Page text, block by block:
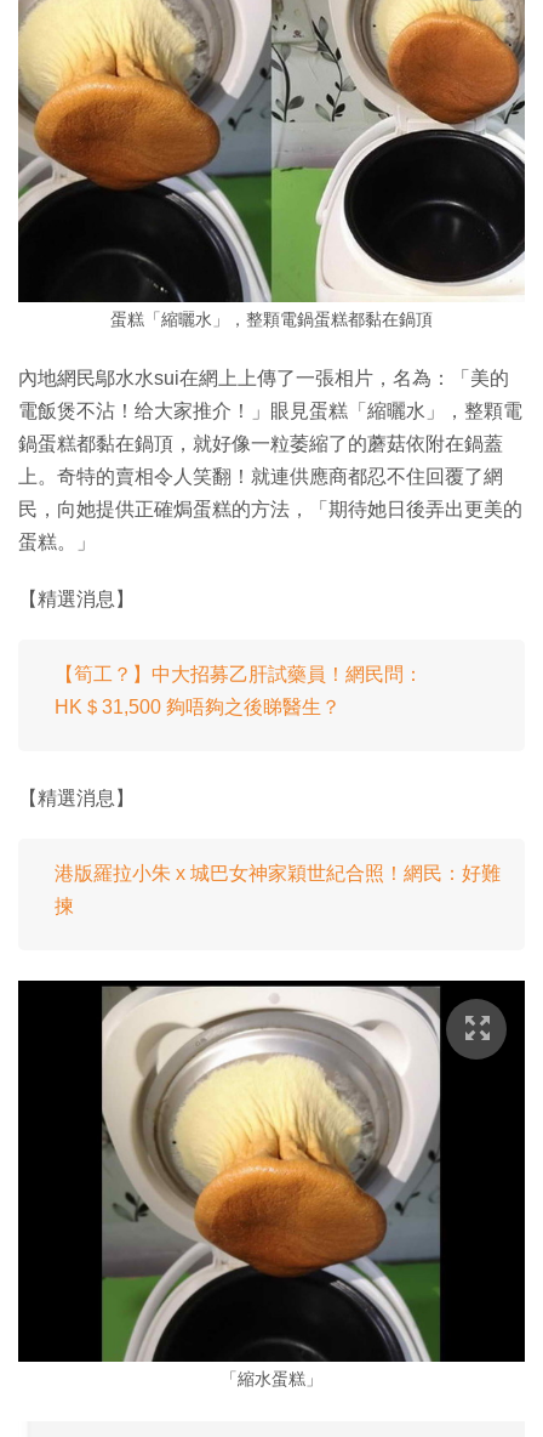
蛋糕「縮曬水」，整顆電鍋蛋糕都黏在鍋頂
內地網民鄔水水sui在網上上傳了一張相片，名為：「美的
電飯煲不沾！给大家推介！」眼見蛋糕「縮曬水」，整顆電
鍋蛋糕都黏在鍋頂，就好像一粒萎縮了的蘑菇依附在鍋蓋
上。奇特的賣相令人笑翻！就連供應商都忍不住回覆了網
民，向她提供正確焗蛋糕的方法，「期待她日後弄出更美的
蛋糕。」
【精選消息】
【筍工？】中大招募乙肝試藥員！網民問：
HK＄31,500 夠唔夠之後睇醫生？
【精選消息】
港版羅拉小朱 x 城巴女神家穎世紀合照！網民：好難
揀
「縮水蛋糕」